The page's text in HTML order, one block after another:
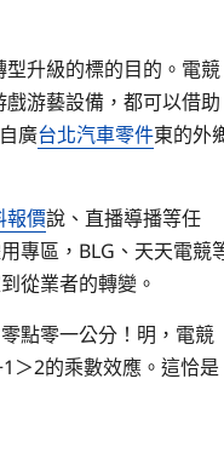
升級的標的目的。電競
游藝設備，都可以借助
廣台北汽車零件東的外
報價說、直播導播等任
專區，BLG、天天電競
從業者的轉變。
點零一公分！明，電競
＞2的乘數效應。這恰是